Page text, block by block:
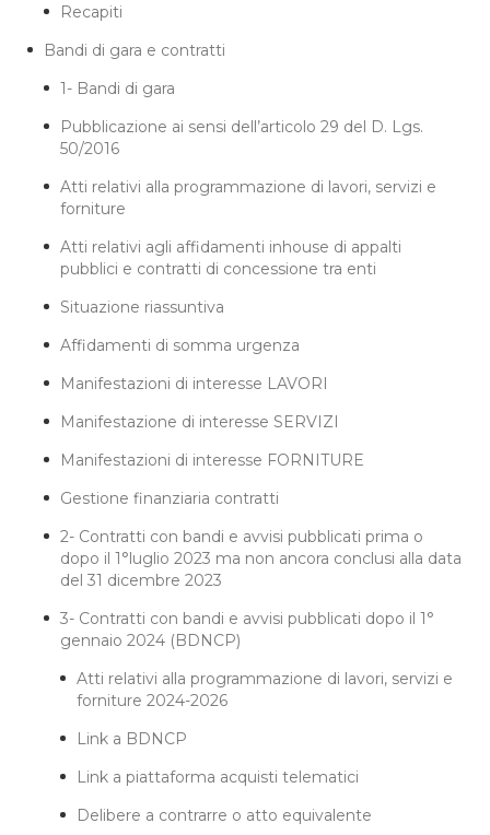
Recapiti
Bandi di gara e contratti
1- Bandi di gara
Pubblicazione ai sensi dell’articolo 29 del D. Lgs.
50/2016
Atti relativi alla programmazione di lavori, servizi e
forniture
Atti relativi agli affidamenti inhouse di appalti
pubblici e contratti di concessione tra enti
Situazione riassuntiva
Affidamenti di somma urgenza
Manifestazioni di interesse LAVORI
Manifestazione di interesse SERVIZI
Manifestazioni di interesse FORNITURE
Gestione finanziaria contratti
2- Contratti con bandi e avvisi pubblicati prima o
dopo il 1°luglio 2023 ma non ancora conclusi alla data
del 31 dicembre 2023
3- Contratti con bandi e avvisi pubblicati dopo il 1°
gennaio 2024 (BDNCP)
Atti relativi alla programmazione di lavori, servizi e
forniture 2024-2026
Link a BDNCP
Link a piattaforma acquisti telematici
Delibere a contrarre o atto equivalente